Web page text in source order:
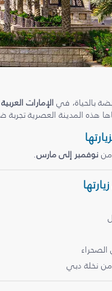
بالحياة، في الإمارات
هذه المدينة العصرية
من نوفمبر إلى مارس.
من نخلة دبي